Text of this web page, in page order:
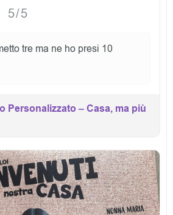
5/5
tre ma ne ho presi 10
Personalizzato – Casa, ma più